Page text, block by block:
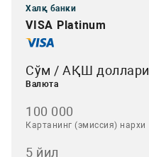
Халқ банки
VISA Platinum
Сўм / АҚШ доллари
Валюта
100 000
Картанинг (эмиссия) нархи
5 йил